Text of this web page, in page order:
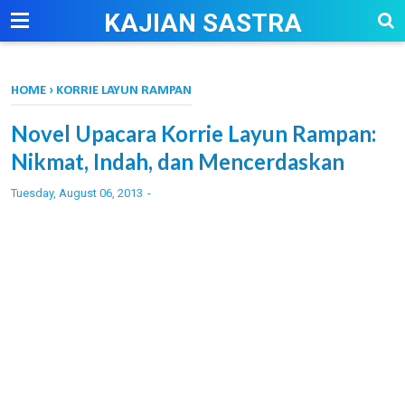
--> KAJIAN SASTRA
HOME › KORRIE LAYUN RAMPAN
Novel Upacara Korrie Layun Rampan:
Nikmat, Indah, dan Mencerdaskan
Tuesday, August 06, 2013